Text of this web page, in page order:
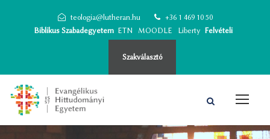
teologia@lutheran.hu
+36 1 469 10 50
Biblikus Szabadegyetem ETN MOODLE Liberty Felvételi
Szakválasztó